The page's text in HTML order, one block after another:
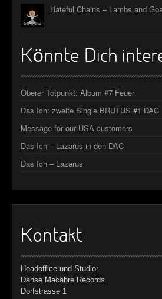
Hateful Chains – Lambs and
Könnte Dich
Oberer Totpunkt: Album #7 Feuer
Das Ich: zweite Single BRUTUS #1 DAC
Message for our USA customers
Das Ich – Lazarus in den DAC
Das Ich – Lazarus
Kontakt
Headoffice und Studio:
Danse Macabre Records
Dorfstrasse 1